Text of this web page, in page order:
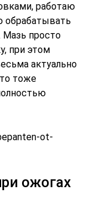
работаю
обрабатывать
просто
при этом
актуально
тоже
ot-
ожогах